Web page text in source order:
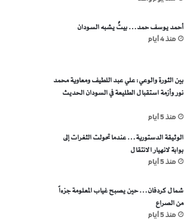
أحمد يوسف حمد… بيتٌ يشبه السودان
منذ 4 أيام
بين الثورة والوعي: علي عبد اللطيف ومعاوية محمد
نور وأزمة استقبال الطليعة في السودان الحديث
منذ 5 أيام
الوثيقة الدستورية… عندما تحولت الثغرات إلى
بوابة لانهيار الانتقال
منذ 5 أيام
شمال كردفان… حين يصبح غياب المعلومة جزءاً
من الصراع
منذ 5 أيام